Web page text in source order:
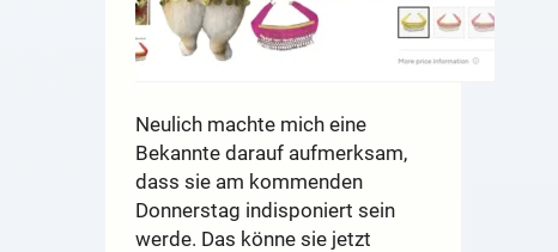
Neulich machte mich eine
Bekannte darauf aufmerksam,
dass sie am kommenden
Donnerstag indisponiert sein
werde. Das könne sie jetzt